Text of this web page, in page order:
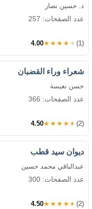
د. حسين نصار
عدد الصفحات: 257
4.00★★★★★ (1)
شعراء وراء القضبان
حسن نعيسة
عدد الصفحات: 366
4.50★★★★★ (2)
ديوان سيد قطب
عبدالباقي محمد حسين
عدد الصفحات: 300
4.50★★★★★ (2)